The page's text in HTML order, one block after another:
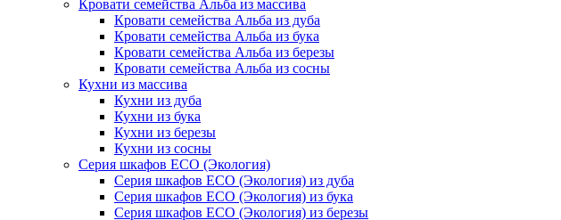
Кровати семейства Альба из массива
Кровати семейства Альба из дуба
Кровати семейства Альба из бука
Кровати семейства Альба из березы
Кровати семейства Альба из сосны
Кухни из массива
Кухни из дуба
Кухни из бука
Кухни из березы
Кухни из сосны
Серия шкафов ECO (Экология)
Серия шкафов ECO (Экология) из дуба
Серия шкафов ECO (Экология) из бука
Серия шкафов ECO (Экология) из березы